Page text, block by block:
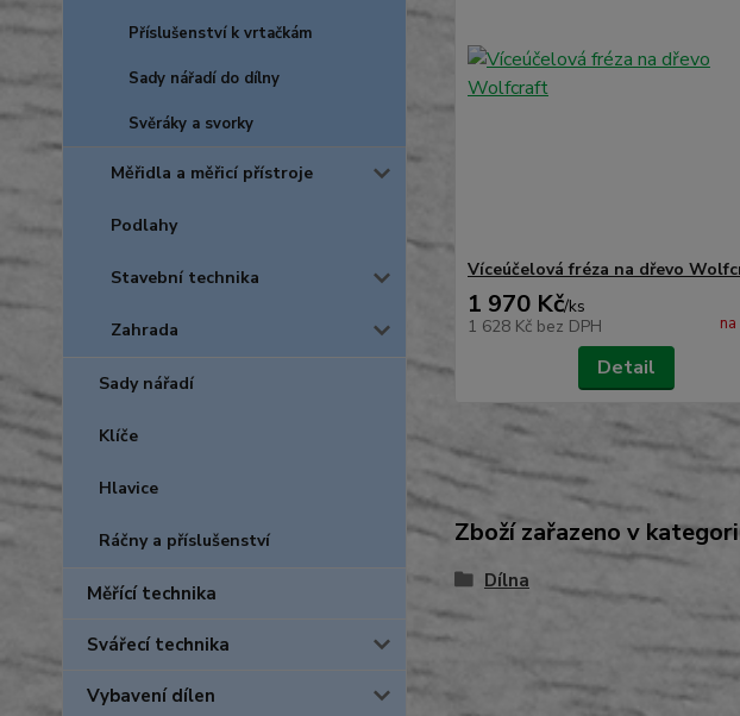
Příslušenství k vrtačkám
Sady nářadí do dílny
Svěráky a svorky
Měřidla a měřicí přístroje
Podlahy
Stavební technika
Zahrada
Sady nářadí
Klíče
Hlavice
Ráčny a příslušenství
Měřící technika
Svářecí technika
Vybavení dílen
Víceúčelová fréza na dřevo
1 970 Kč/ks
1 628 Kč bez DPH
Detail
Zboží zařazeno v
Dílna